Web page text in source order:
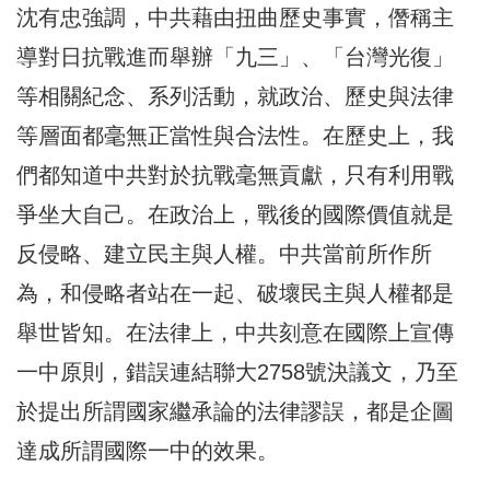
沈有忠強調，中共藉由扭曲歷史事實，僭稱主
導對日抗戰進而舉辦「九三」、「台灣光復」
等相關紀念、系列活動，就政治、歷史與法律
等層面都毫無正當性與合法性。在歷史上，我
們都知道中共對於抗戰毫無貢獻，只有利用戰
爭坐大自己。在政治上，戰後的國際價值就是
反侵略、建立民主與人權。中共當前所作所
為，和侵略者站在一起、破壞民主與人權都是
舉世皆知。在法律上，中共刻意在國際上宣傳
一中原則，錯誤連結聯大2758號決議文，乃至
於提出所謂國家繼承論的法律謬誤，都是企圖
達成所謂國際一中的效果。